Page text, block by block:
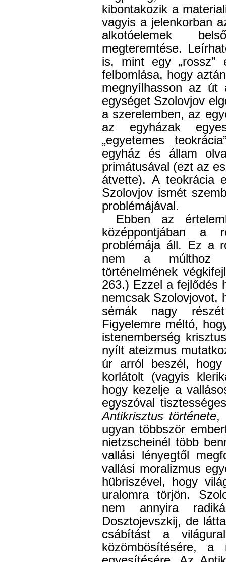
kibontakozik a
vagyis a jelenkorban
alkotóelemek
megteremtése.
is, mint egy „rossz”
felbomlása, hogy
megnyílhasson az út
egységet Szolovjov
a szerelemben, az
az egyházak
„egyetemes
egyház és állam
primátusával (ezt az
átvette). A teokrácia
Szolovjov ismét
problémájával.
Ebben az
középpontjában a
problémája áll. Ez a
nem a múlthoz
történelmének
263.) Ezzel a fejlődés
nemcsak Szolovjovot,
sémák nagy részét
Figyelemre méltó,
istenemberség
nyílt ateizmus
úr arról beszél,
korlátolt (vagyis
hogy kezelje a
egyszóval
Antikrisztus története,
ugyan többször
nietzscheinél több
vallási lényegtől
vallási moralizmus
hübriszével, hogy
uralomra törjön.
nem annyira
Dosztojevszkij, de
csábítást a
közömbösítésére, a